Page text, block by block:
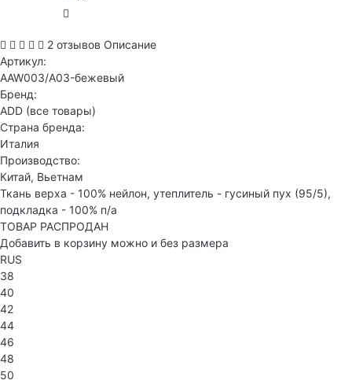
2 отзывов Описание
Артикул:
AAW003/A03-бежевый
Бренд:
ADD (все товары)
Страна бренда:
Италия
Производство:
Китай, Вьетнам
Ткань верха - 100% нейлон, утеплитель - гусиный пух (95/5),
подкладка - 100% п/а
ТОВАР РАСПРОДАН
Добавить в корзину можно и без размера
RUS
38
40
42
44
46
48
50